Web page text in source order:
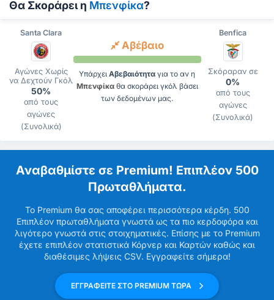
Θα Σκοράρει η Μπενφίκα?
Santa Clara Benfica
Αγώνες Χωρίς
να Δεχτούν Γκόλ
50%
από τους
αγώνες
(Συνολικά)
Αβέβαιο
Υπάρχει Αβεβαιότητα για το αν η
Μπενφίκαθα σκοράρει γκόλ βάσει
των δεδομένων μας.
Σκόραραν σε
0%
από τους
αγώνες
(Συνολικά)
Αναβαθμίστε σε Premium! Επιπλέον 500
Πρωταθλήματα.
Το Premium θα σας αποφέρει περισσότερα κέρδη. 500
Επιπλέον πρωταθλήματα γνωστά ως τα πιο κερδοφόρα και
λιγότερο γνωστά στις στοιχηματικές. Επίσης με το Premium
έχετε επιπλέον στατιστικά Κόρνερ και Καρτών καθώς και
διαθέσιμες λήψεις CSV. Εγγραφείτε σήμερα!
ΕΓΓΡΑΦΕΙΤΕ ΣΤΟ PREMIUM ΤΩΡΑ